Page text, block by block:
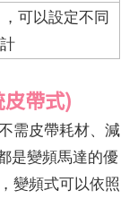
可以設定不同
帶式)
需皮帶耗材、減
是變頻馬達的優
變頻式可以依照